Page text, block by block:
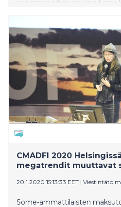
osa omaa arkea tai jopa
verkostoitumispäivässä
CMADFI 2020
megatrendit muuttavat
20.1.2020 15:13:33 EET |
Some-ammattilaisten